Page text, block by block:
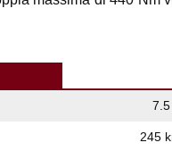
245